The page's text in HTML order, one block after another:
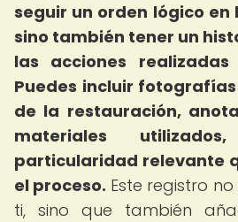
seguir un orden lógico en
sino también tener un
las acciones
Puedes incluir
de la restauración,
materiales
particularidad relevante
el proceso. Este registro
ti, sino que también